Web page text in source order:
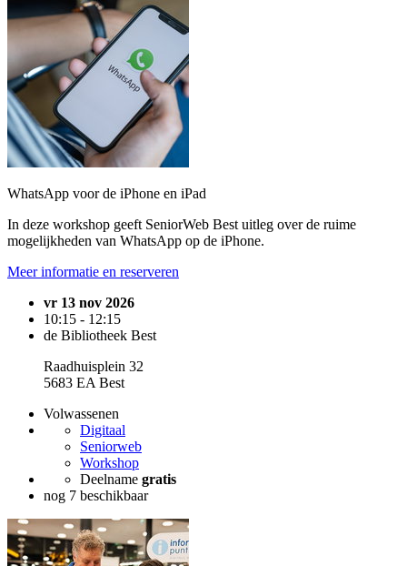
WhatsApp voor de iPhone en iPad
In deze workshop geeft SeniorWeb Best uitleg over de ruime
mogelijkheden van WhatsApp op de iPhone.
Meer informatie en reserveren
vr 13 nov 2026
10:15 - 12:15
de Bibliotheek Best
Raadhuisplein 32
5683 EA Best
Volwassenen
Digitaal
Seniorweb
Workshop
Deelname gratis
nog 7 beschikbaar